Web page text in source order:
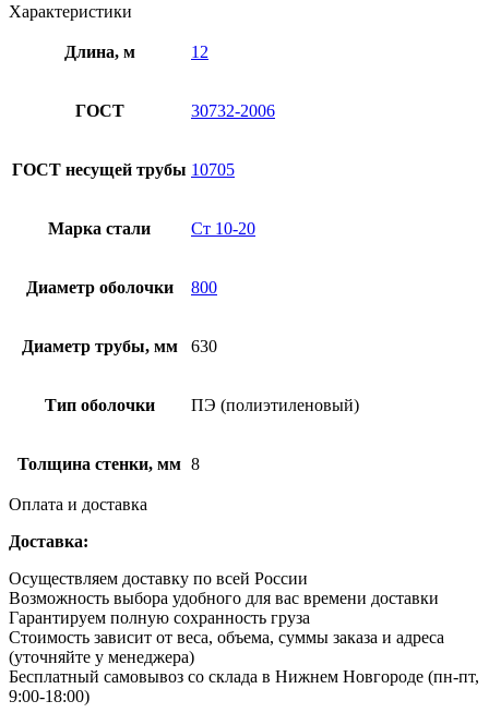
Характеристики
Длина, м 12
ГОСТ 30732-2006
ГОСТ несущей трубы 10705
Марка стали Ст 10-20
Диаметр оболочки 800
Диаметр трубы, мм 630
Тип оболочки ПЭ (полиэтиленовый)
Толщина стенки, мм 8
Оплата и доставка
Доставка:
Осуществляем доставку по всей России
Возможность выбора удобного для вас времени доставки
Гарантируем полную сохранность груза
Стоимость зависит от веса, объема, суммы заказа и адреса
(уточняйте у менеджера)
Бесплатный самовывоз со склада в Нижнем Новгороде (пн-пт,
9:00-18:00)